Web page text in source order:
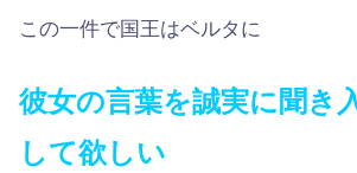
この一件で国王はベルタに
彼女の言葉を誠実に聞き
して欲しい